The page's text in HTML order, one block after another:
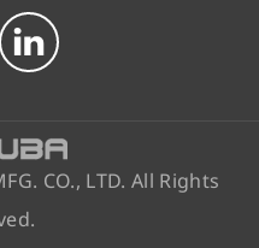
CO., LTD. All Rights